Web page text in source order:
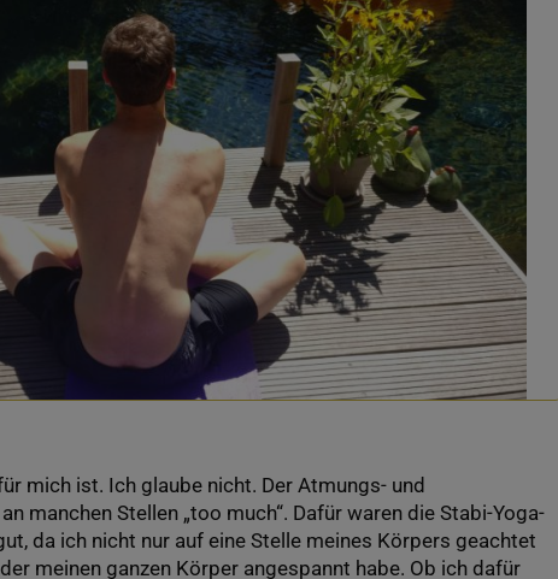
mich ist. Ich glaube nicht. Der Atmungs- und
manchen Stellen „too much“. Dafür waren die Stabi-Yoga-
da ich nicht nur auf eine Stelle meines Körpers geachtet
meinen ganzen Körper angespannt habe. Ob ich dafür